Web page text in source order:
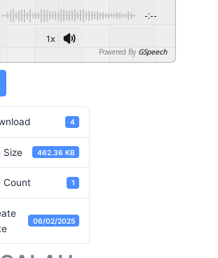
-:--
1x
Powered By GSpeech
4
Size 462.36 KB
Count 1
06/02/2025